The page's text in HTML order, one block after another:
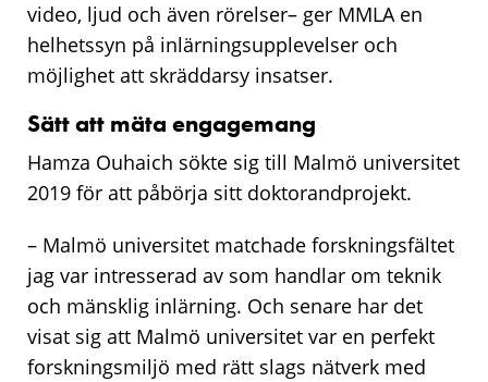
video, ljud och även rörelser– ger MMLA en
helhetssyn på inlärningsupplevelser och
möjlighet att skräddarsy insatser.
Sätt att mäta engagemang
Hamza Ouhaich sökte sig till Malmö universitet
2019 för att påbörja sitt doktorandprojekt.
– Malmö universitet matchade forskningsfältet
jag var intresserad av som handlar om teknik
och mänsklig inlärning. Och senare har det
visat sig att Malmö universitet var en perfekt
forskningsmiljö med rätt slags nätverk med